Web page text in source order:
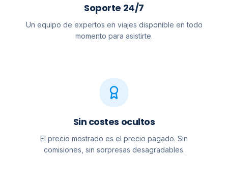
Soporte 24/7
Un equipo de expertos en viajes disponible en todo
momento para asistirte.
Sin costes ocultos
El precio mostrado es el precio pagado. Sin
comisiones, sin sorpresas desagradables.